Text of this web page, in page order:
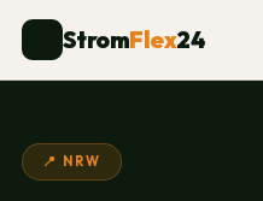
StromFlex24
📍 NRW